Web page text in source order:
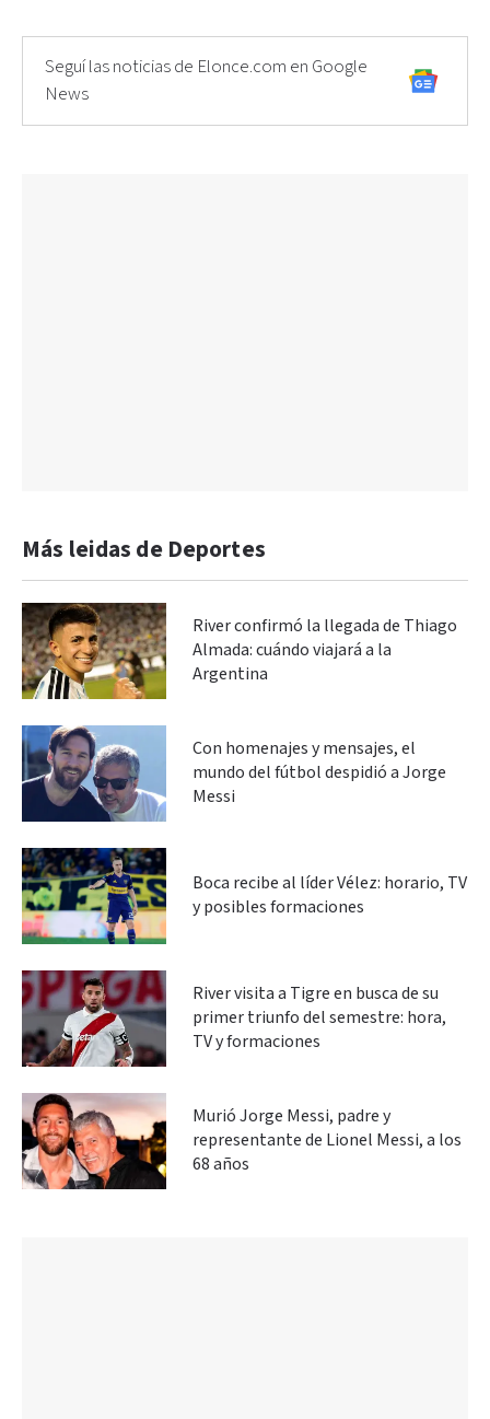
Seguí las noticias de Elonce.com en Google
News
Más leidas de Deportes
River confirmó la llegada de Thiago
Almada: cuándo viajará a la
Argentina
Con homenajes y mensajes, el
mundo del fútbol despidió a Jorge
Messi
Boca recibe al líder Vélez: horario, TV
y posibles formaciones
River visita a Tigre en busca de su
primer triunfo del semestre: hora,
TV y formaciones
Murió Jorge Messi, padre y
representante de Lionel Messi, a los
68 años